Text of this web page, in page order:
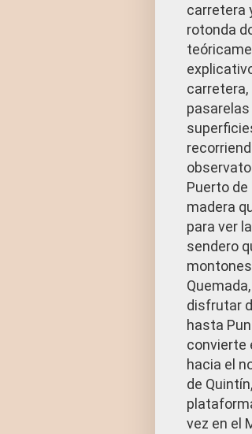
carretera
rotonda
carretera,
pasarelas
Puerto de
madera
para ver
sendero
disfrutar
hasta
convierte
hacia el
de
vez en el